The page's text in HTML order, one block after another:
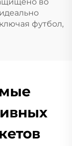
футбол,